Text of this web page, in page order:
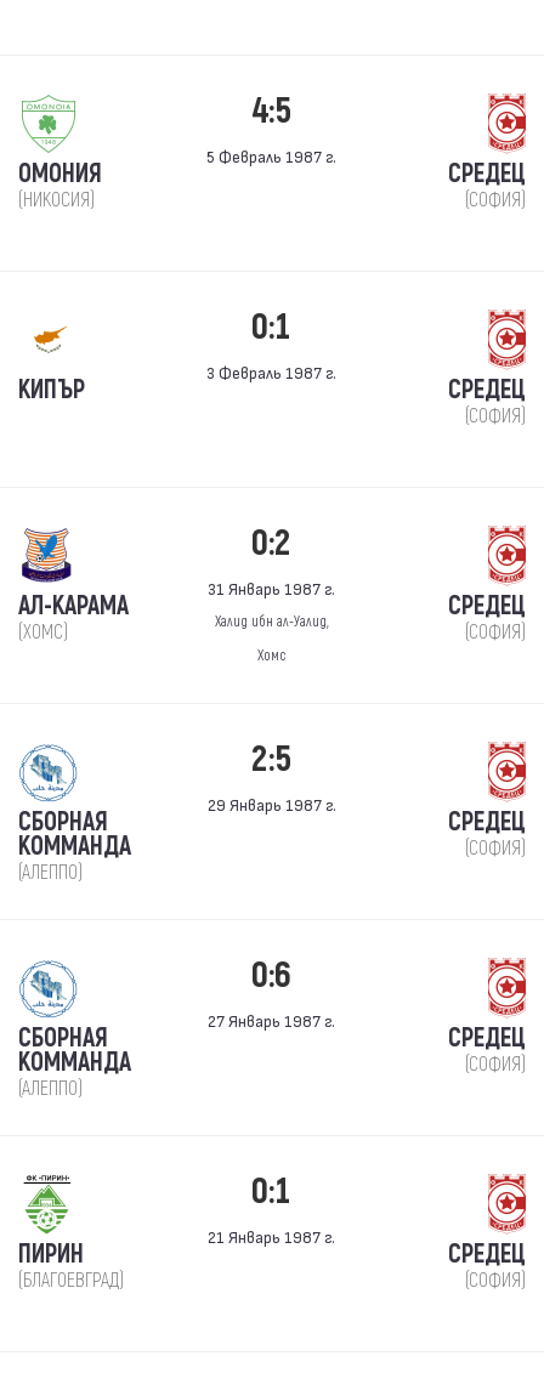
ОМОНИЯ
(НИКОСИЯ)
4:5
5 Февраль 1987 г.
СРЕДЕЦ
(СОФИЯ)
КИПЪР
0:1
3 Февраль 1987 г.
СРЕДЕЦ
(СОФИЯ)
АЛ-КАРАМА
(ХОМС)
0:2
31 Январь 1987 г.
Халид ибн ал-Уалид,
Хомс
СРЕДЕЦ
(СОФИЯ)
СБОРНАЯ
КОММАНДА
(АЛЕППО)
2:5
29 Январь 1987 г.
СРЕДЕЦ
(СОФИЯ)
СБОРНАЯ
КОММАНДА
(АЛЕППО)
0:6
27 Январь 1987 г.
СРЕДЕЦ
(СОФИЯ)
ПИРИН
(БЛАГОЕВГРАД)
0:1
21 Январь 1987 г.
СРЕДЕЦ
(СОФИЯ)